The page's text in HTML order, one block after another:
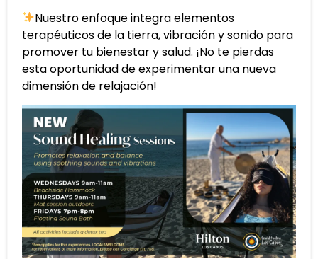
Nuestro enfoque integra elementos
terapéuticos de la tierra, vibración y sonido para
promover tu bienestar y salud. ¡No te pierdas
esta oportunidad de experimentar una nueva
dimensión de relajación!